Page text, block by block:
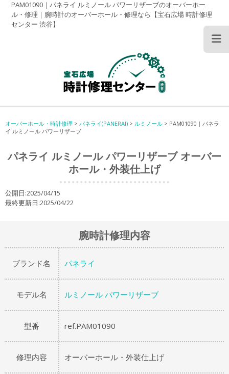
PAM01090｜パネライ ルミノール パワーリザーブのオーバーホー
ル・修理｜腕時計のオーバーホール・修理なら【宝石広場 時計修理
センター 渋谷】
オーバーホール・時計修理 > パネライ(PANERAI) > ルミノール > PAM01090｜パネラ
イ ルミノール パワーリザーブ
パネライ ルミノール パワーリザーブ オーバー
ホール・外装仕上げ
公開日:2025/04/15
最終更新日:2025/04/22
腕時計修理内容
ブランド名 パネライ
モデル名 ルミノール パワーリザーブ
型番 ref.PAM01090
修理内容 オーバーホール・外装仕上げ